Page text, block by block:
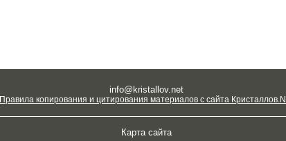
info@kristallov.net
Правила копирования и цитирования материалов с сайта
Карта сайта